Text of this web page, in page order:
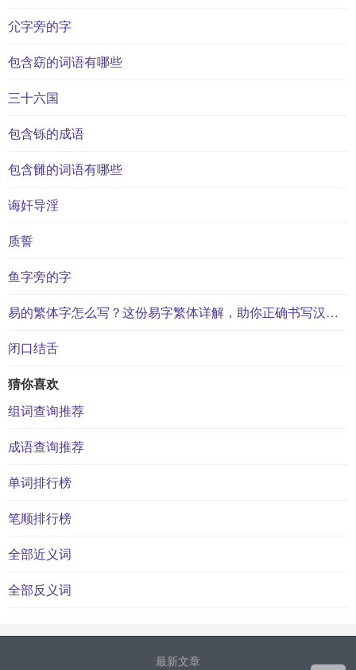
尣字旁的字
包含窈的词语有哪些
三十六国
包含铄的成语
包含雠的词语有哪些
诲奸导淫
质誓
鱼字旁的字
易的繁体字怎么写？这份易字繁体详解，助你正确书写汉字_汉字繁体学习
闭口结舌
猜你喜欢
组词查询推荐
成语查询推荐
单词排行榜
笔顺排行榜
全部近义词
全部反义词
最新文章